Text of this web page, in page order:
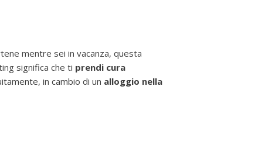
mentre sei in vacanza, questa
significa che ti prendi cura
in cambio di un alloggio nella